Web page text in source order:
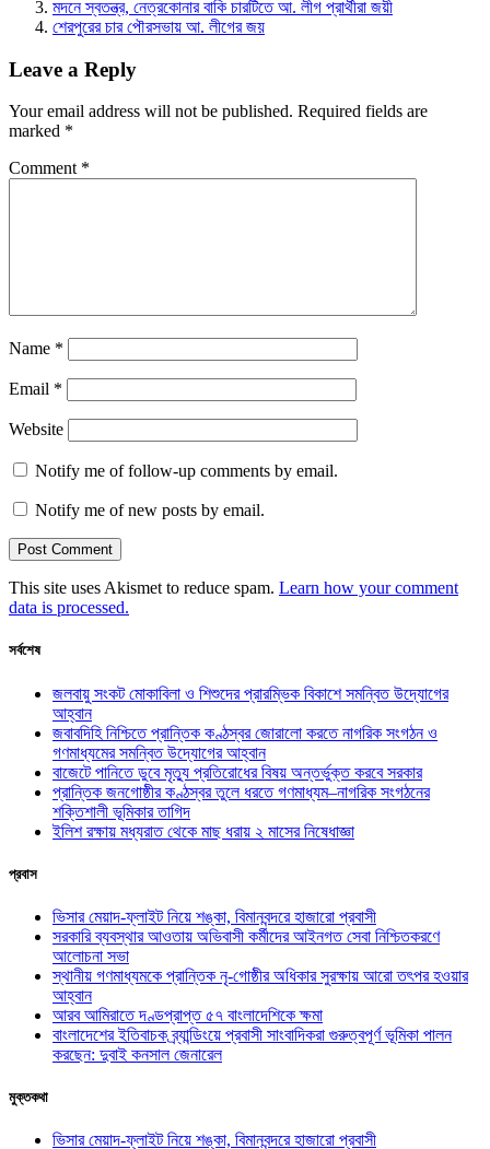
মদনে স্বতন্ত্র, নেত্রকোনার বাকি চারটিতে আ. লীগ প্রার্থীরা জয়ী
শেরপুরের চার পৌরসভায় আ. লীগের জয়
Leave a Reply
Your email address will not be published. Required fields are
marked *
Comment *
Name *
Email *
Website
Notify me of follow-up comments by email.
Notify me of new posts by email.
This site uses Akismet to reduce spam. Learn how your comment
data is processed.
সর্বশেষ
জলবায়ু সংকট মোকাবিলা ও শিশুদের প্রারম্ভিক বিকাশে সমন্বিত উদ্যোগের
আহ্বান
জবাবদিহি নিশ্চিতে প্রান্তিক কণ্ঠস্বর জোরালো করতে নাগরিক সংগঠন ও
গণমাধ্যমের সমন্বিত উদ্যোগের আহ্বান
বাজেটে পানিতে ডুবে মৃত্যু প্রতিরোধের বিষয় অন্তর্ভুক্ত করবে সরকার
প্রান্তিক জনগোষ্ঠীর কণ্ঠস্বর তুলে ধরতে গণমাধ্যম–নাগরিক সংগঠনের
শক্তিশালী ভূমিকার তাগিদ
ইলিশ রক্ষায় মধ্যরাত থেকে মাছ ধরায় ২ মাসের নিষেধাজ্ঞা
প্রবাস
ভিসার মেয়াদ-ফ্লাইট নিয়ে শঙ্কা, বিমানবন্দরে হাজারো প্রবাসী
সরকারি ব্যবস্থার আওতায় অভিবাসী কর্মীদের আইনগত সেবা নিশ্চিতকরণে
আলোচনা সভা
স্থানীয় গণমাধ্যমকে প্রান্তিক নৃ-গোষ্ঠীর অধিকার সুরক্ষায় আরো তৎপর হওয়ার
আহ্বান
আরব আমিরাতে দণ্ডপ্রাপ্ত ৫৭ বাংলাদেশিকে ক্ষমা
বাংলাদেশের ইতিবাচক ব্র্যান্ডিংয়ে প্রবাসী সাংবাদিকরা গুরুত্বপূর্ণ ভূমিকা পালন
করছেন: দুবাই কনসাল জেনারেল
মুক্তকথা
ভিসার মেয়াদ-ফ্লাইট নিয়ে শঙ্কা, বিমানবন্দরে হাজারো প্রবাসী